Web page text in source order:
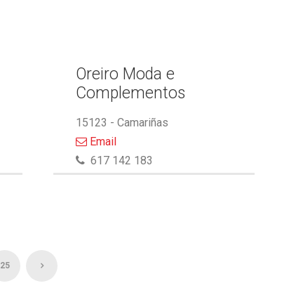
Oreiro Moda e
Complementos
15123 - Camariñas
Email
617 142 183
25